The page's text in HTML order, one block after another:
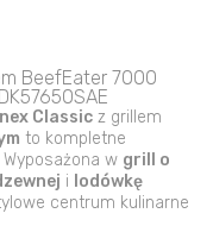
BeefEater 7000
Classic z grillem
to kompletne
w grill o
i lodówkę
centrum kulinarne